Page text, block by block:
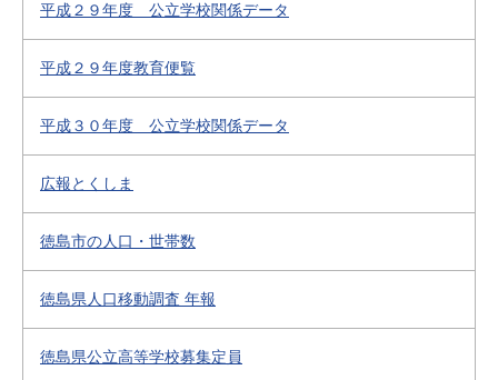
平成２９年度 公立学校関係データ
平成２９年度教育便覧
平成３０年度 公立学校関係データ
広報とくしま
徳島市の人口・世帯数
徳島県人口移動調査 年報
徳島県公立高等学校募集定員